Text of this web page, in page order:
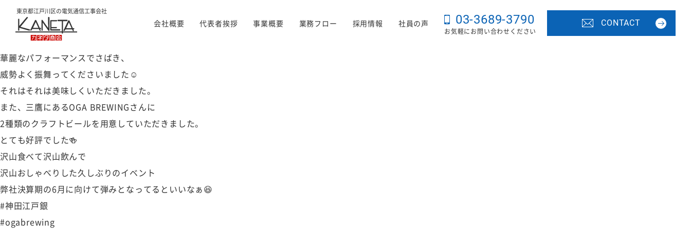
東京都江戸川区の電気通信工事会社
会社概要 代表者挨拶 事業概要 業務フロー 採用情報 社員の声 03-3689-3790
お気軽にお問い合わせください
CONTACT
先日5年振りのイベント、
マグロの解体ショーが社内で行われました🐟
神田江戸銀さんが見事な本マグロを手配して下さり、
華麗なパフォーマンスでさばき、
威勢よく振舞ってくださいました☺️
それはそれは美味しくいただきました。
また、三鷹にあるOGA BREWINGさんに
2種類のクラフトビールを用意していただきました。
とても好評でした🍻
沢山食べて沢山飲んで
沢山おしゃべりした久しぶりのイベント
弊社決算期の6月に向けて弾みとなってるといいなぁ😆
#神田江戸銀
#ogabrewing